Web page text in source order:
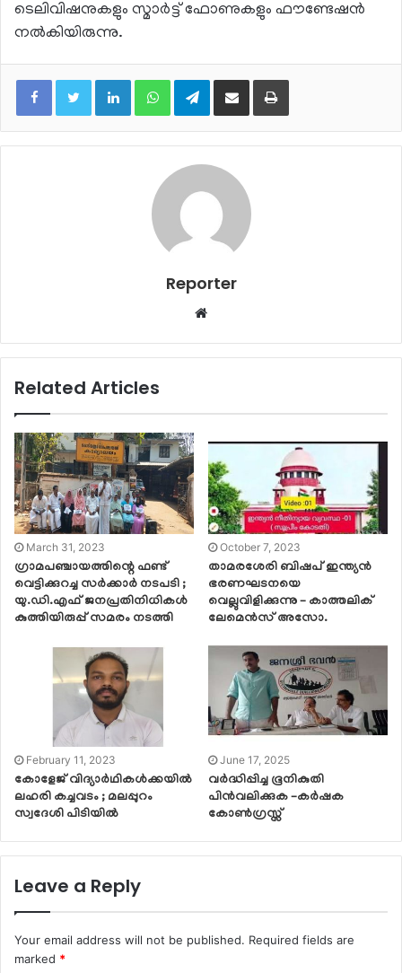
ടെലിവിഷനുകളും സ്മാർട്ട് ഫോണുകളും ഫൗണ്ടേഷൻ
നൽകിയിരുന്നു.
LinkedInWhatsAppTelegramShare via Email Print
Reporter
Website
Related Articles
March 31, 2023
ഗ്രാമപഞ്ചായത്തിന്റെ ഫണ്ട്
വെട്ടിക്കുറച്ച സർക്കാർ നടപടി ;
യു.ഡി.എഫ് ജനപ്രതിനിധികൾ
കുത്തിയിരുപ്പ് സമരം നടത്തി
October 7, 2023
താമരശേരി ബിഷപ് ഇന്ത്യൻ
ഭരണഘടനയെ
വെല്ലുവിളിക്കുന്നു – കാത്തലിക്
ലേമെൻസ് അസോ.
February 11, 2023
കോളേജ് വിദ്യാർഥികൾക്കയിൽ
ലഹരി കച്ചവടം ; മലപ്പുറം
സ്വദേശി പിടിയിൽ
June 17, 2025
വർദ്ധിപ്പിച്ച ഭൂനികുതി
പിൻവലിക്കുക –കർഷക
കോൺഗ്രസ്സ്
Leave a Reply
Your email address will not be published. Required fields are
marked *